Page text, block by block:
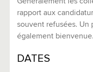
rapport aux
souvent refusées. Un
également bienvenue.
DATES